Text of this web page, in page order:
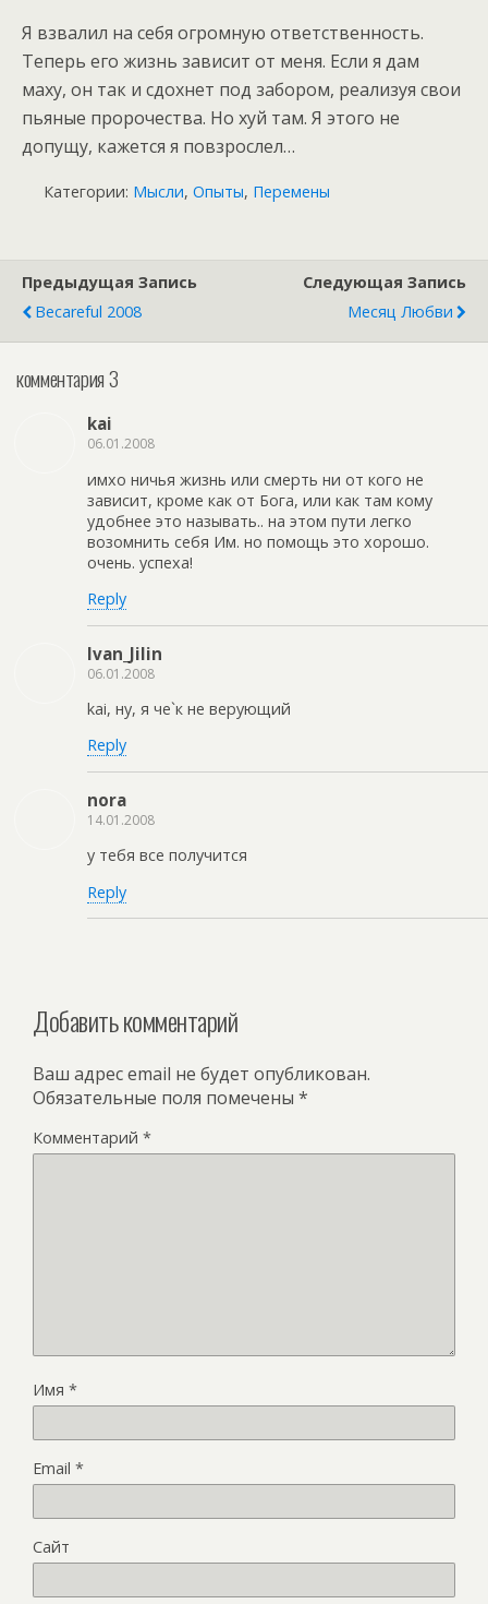
Я взвалил на себя огромную ответственность.
Теперь его жизнь зависит от меня. Если я дам
маху, он так и сдохнет под забором, реализуя свои
пьяные пророчества. Но хуй там. Я этого не
допущу, кажется я повзрослел…
Категории: Мысли, Опыты, Перемены
Предыдущая Запись
Becareful 2008
Следующая Запись
Месяц Любви
комментария 3
kai
06.01.2008
имхо ничья жизнь или смерть ни от кого не
зависит, кроме как от Бога, или как там кому
удобнее это называть.. на этом пути легко
возомнить себя Им. но помощь это хорошо.
очень. успеха!
Reply
Ivan_Jilin
06.01.2008
kai, ну, я че`к не верующий
Reply
nora
14.01.2008
у тебя все получится
Reply
Добавить комментарий
Ваш адрес email не будет опубликован.
Обязательные поля помечены *
Комментарий *
Имя *
Email *
Сайт